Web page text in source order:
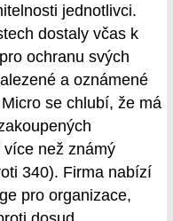
jednotlivci.
dostaly včas k
ochranu svých
a oznámené
se chlubí, že má
než známý
340). Firma nabízí
pro organizace,